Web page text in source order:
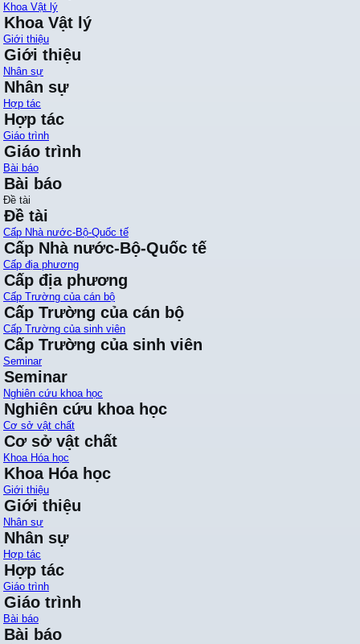
Khoa Vật lý
Khoa Vật lý
Giới thiệu
Giới thiệu
Nhân sự
Nhân sự
Hợp tác
Hợp tác
Giáo trình
Giáo trình
Bài báo
Bài báo
Đề tài
Đề tài
Cấp Nhà nước-Bộ-Quốc tế
Cấp Nhà nước-Bộ-Quốc tế
Cấp địa phương
Cấp địa phương
Cấp Trường của cán bộ
Cấp Trường của cán bộ
Cấp Trường của sinh viên
Cấp Trường của sinh viên
Seminar
Seminar
Nghiên cứu khoa học
Nghiên cứu khoa học
Cơ sở vật chất
Cơ sở vật chất
Khoa Hóa học
Khoa Hóa học
Giới thiệu
Giới thiệu
Nhân sự
Nhân sự
Hợp tác
Hợp tác
Giáo trình
Giáo trình
Bài báo
Bài báo